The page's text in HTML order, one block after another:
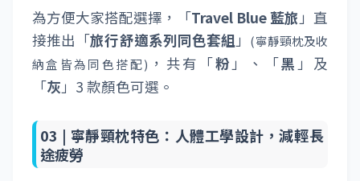
為方便大家搭配選擇，「Travel Blue 藍旅」直
接推出「旅行舒適系列同色套組」
(寧靜頸枕及收
納盒皆為同色搭配) ，共有「粉」、「黑 」及
「灰」3 款顏色可選。
03 | 寧靜頸枕特色：人體工學設計，減輕長
途疲勞